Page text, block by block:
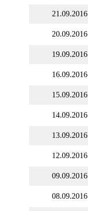
21.09.2016
20.09.2016
19.09.2016
16.09.2016
15.09.2016
14.09.2016
13.09.2016
12.09.2016
09.09.2016
08.09.2016